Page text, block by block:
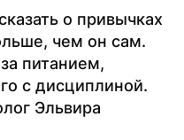
о привычках
чем он сам.
питанием,
с дисциплиной.
Эльвира